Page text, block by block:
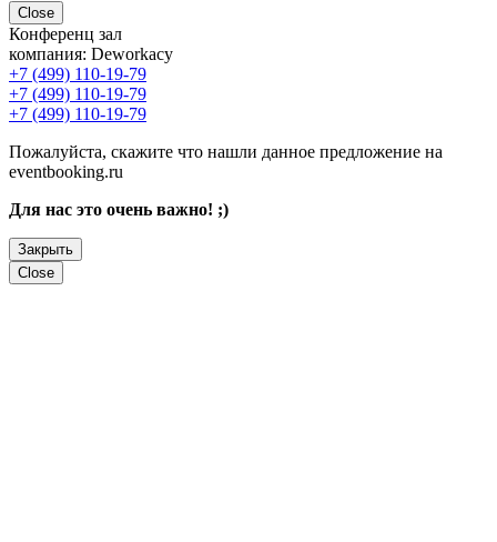
Close
Конференц зал
компания: Deworkacy
+7 (499) 110-19-79
+7 (499) 110-19-79
+7 (499) 110-19-79
Пожалуйста, скажите что нашли данное предложение на
eventbooking.ru
Для нас это очень важно! ;)
Закрыть
Close